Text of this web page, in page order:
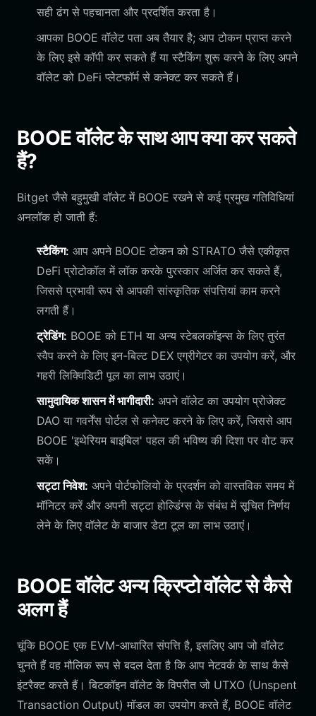
सही ढंग से पहचानता और प्रदर्शित करता है।
आपका BOOE वॉलेट पता अब तैयार है; आप टोकन प्राप्त करने
के लिए इसे कॉपी कर सकते हैं या स्टैकिंग शुरू करने के लिए अपने
वॉलेट को DeFi प्लेटफॉर्म से कनेक्ट कर सकते हैं।
BOOE वॉलेट के साथ आप क्या कर सकते
हैं?
Bitget जैसे बहुमुखी वॉलेट में BOOE रखने से कई प्रमुख गतिविधियां
अनलॉक हो जाती हैं:
स्टैकिंग: आप अपने BOOE टोकन को STRATO जैसे एकीकृत
DeFi प्रोटोकॉल में लॉक करके पुरस्कार अर्जित कर सकते हैं,
जिससे प्रभावी रूप से आपकी सांस्कृतिक संपत्तियां काम करने
लगती हैं।
ट्रेडिंग: BOOE को ETH या अन्य स्टेबलकॉइन्स के लिए तुरंत
स्वैप करने के लिए इन-बिल्ट DEX एग्रीगेटर का उपयोग करें, और
गहरी लिक्विडिटी पूल का लाभ उठाएं।
सामुदायिक शासन में भागीदारी: अपने वॉलेट का उपयोग प्रोजेक्ट
DAO या गवर्नेंस पोर्टल से कनेक्ट करने के लिए करें, जिससे आप
BOOE 'इथेरियम बाइबिल' पहल की भविष्य की दिशा पर वोट कर
सकें।
सट्टा निवेश: अपने पोर्टफोलियो के प्रदर्शन को वास्तविक समय में
मॉनिटर करें और अपनी सट्टा होल्डिंग्स के संबंध में सूचित निर्णय
लेने के लिए वॉलेट के बाजार डेटा टूल का लाभ उठाएं।
BOOE वॉलेट अन्य क्रिप्टो वॉलेट से कैसे
अलग हैं
चूंकि BOOE एक EVM-आधारित संपत्ति है, इसलिए आप जो वॉलेट
चुनते हैं वह मौलिक रूप से बदल देता है कि आप नेटवर्क के साथ कैसे
इंटरैक्ट करते हैं। बिटकॉइन वॉलेट के विपरीत जो UTXO (Unspent
Transaction Output) मॉडल का उपयोग करते हैं, BOOE वॉलेट